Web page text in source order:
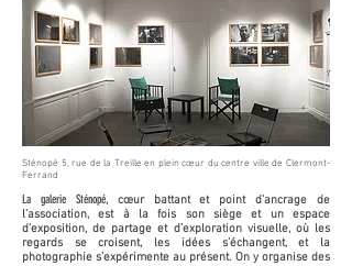
Sténopé 5, rue de la Treille en plein cœur du centre ville de Clermont-
Ferrand
La galerie Sténopé, cœur battant et point d’ancrage de
l’association, est à la fois son siège et un espace
d’exposition, de partage et d’exploration visuelle, où les
regards se croisent, les idées s’échangent, et la
photographie s’expérimente au présent. On y organise des